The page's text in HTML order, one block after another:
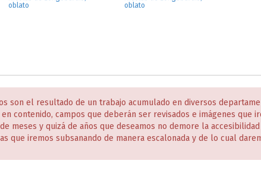
oblato
oblato
son el resultado de un trabajo acumulado en diversos
contenido, campos que deberán ser revisados e imágenes que
meses y quizá de años que deseamos no demore la
que iremos subsanando de manera escalonada y de lo cual